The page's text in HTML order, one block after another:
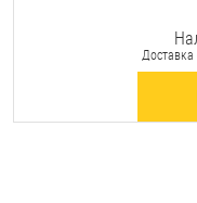
Доставка